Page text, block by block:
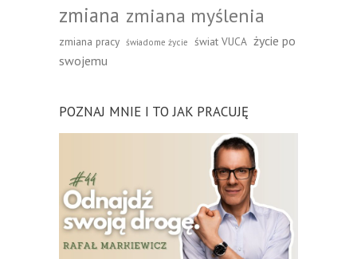
zmiana zmiana myślenia
zmiana pracy świadome życie świat VUCA życie po
swojemu
POZNAJ MNIE I TO JAK PRACUJĘ